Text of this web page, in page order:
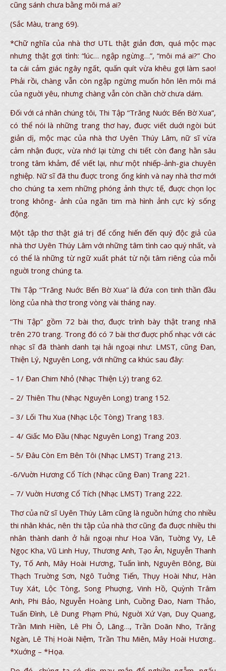
cũng sánh chưa bằng môi má ai?
(Sắc Màu, trang 69).
*Chữ nghĩa của nhà thơ UTL thật giản đơn, quá mộc mạc
nhưng thật gợi tình: “lúc… ngập ngừng…”, “môi má ai?” Cho
ta cái cảm giác ngây ngất, quấn quít vừa khêu gợi làm sao!
Phải rồi, chàng vẫn còn ngập ngừng muốn hôn lên môi má
của nguời yêu, nhưng chàng vẫn còn chần chờ chưa dám.
Đối với cá nhân chúng tôi, Thi Tập “Trăng Nuớc Bến Bờ Xua”,
có thể nói là những trang thơ hay, đuợc viết duới ngòi bút
giản dị, mộc mạc của nhà thơ Uyên Thúy Lâm, nữ sĩ vừa
cảm nhận đuợc, vừa nhớ lại từng chi tiết còn đang hằn sâu
trong tâm khảm, để viết lại, như một nhiếp-ảnh-gia chuyên
nghiệp. Nữ sĩ đã thu đuợc trong ống kính và nay nhà thơ mới
cho chúng ta xem những phóng ảnh thực tế, đuợc chọn lọc
trong không- ảnh của ngăn tim mà hình ảnh cực kỳ sống
động.
Một tập thơ thật giá trị để cống hiến đến quý độc giả của
nhà thơ Uyên Thúy Lâm với những tâm tình cao quý nhất, và
có thể là những từ ngữ xuất phát từ nội tâm riêng của mỗi
nguời trong chúng ta.
Thi Tập “Trăng Nuớc Bến Bờ Xua” là đứa con tinh thần đầu
lòng của nhà thơ trong vòng vài tháng nay.
“Thi Tập” gồm 72 bài thơ, đuợc trình bày thật trang nhã
trên 270 trang. Trong đó có 7 bài thơ đuợc phổ nhạc với các
nhạc sĩ đã thành danh tại hải ngoại như: LMST, cũng Đan,
Thiện Lý, Nguyên Long, với những ca khúc sau đây:
– 1/ Đan Chim Nhỏ (Nhạc Thiện Lý) trang 62.
– 2/ Thiên Thu (Nhạc Nguyên Long) trang 152.
– 3/ Lối Thu Xua (Nhạc Lộc Tòng) Trang 183.
– 4/ Giấc Mo Đầu (Nhạc Nguyên Long) Trang 203.
– 5/ Đâu Còn Em Bên Tôi (Nhạc LMST) Trang 213.
-6/Vuờn Hương Cổ Tích (Nhạc cũng Đan) Trang 221.
– 7/ Vuờn Hương Cổ Tích (Nhạc LMST) Trang 222.
Thơ của nữ sĩ Uyên Thúy Lâm cũng là nguồn hứng cho nhiều
thi nhân khác, nên thi tập của nhà thơ cũng đa đuợc nhiều thi
nhân thành danh ở hải ngoại như Hoa Văn, Tuờng Vy, Lê
Ngọc Kha, Vũ Linh Huy, Thương Anh, Tạo Ân, Nguyễn Thanh
Ty, Tố Anh, Mây Hoài Hương, Tuấn ìinh, Nguyên Bông, Bùi
Thạch Truờng Sơn, Ngô Tuởng Tiến, Thụy Hoài Như, Hàn
Tuy Xát, Lộc Tòng, Song Phuợng, Vinh Hồ, Quỳnh Trâm
Anh, Phi Bảo, Nguyễn Hoàng Linh, Cuồng Đao, Nam Thảo,
Tuấn Đình, Lê Dung Phạm Phú, Nguời Xứ Vạn, Duy Quang,
Trần Minh Hiền, Lê Phi Ô, Lãng…, Trần Doãn Nho, Trăng
Ngàn, Lê Thị Hoài Niệm, Trần Thu Miên, Mây Hoài Hương..
*Xuớng – *Họa.